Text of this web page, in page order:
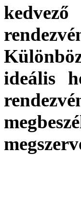
ideális